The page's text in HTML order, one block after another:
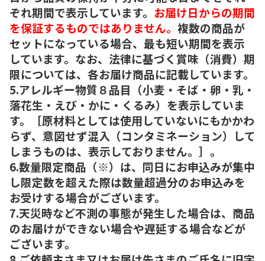
ぞれ期間で表示しています。 お届け日からの期間
を保証するものではありません。 複数の商品が
セットになっている場合、最も短い期間を表示
しています。なお、法律に基づく賞味（消費）期
限については、各お届け商品に記載しています。
5.アレルギー物質８品目（小麦・そば・卵・乳・
落花生・えび・かに・くるみ）を表示していま
す。［原材料としては使用していないにもかかわ
らず、意図せず混入（コンタミネーション）して
しまうものは、表示しておりません。］。
6.数量限定商品（※）は、同日にお申込みが集中
し限定数を超えた際は数量超過分のお申込みを
お受けする場合がございます。
7.天災時など不測の事態が発生した場合は、商品
のお届けができない場合や遅延する場合などが
ございます。